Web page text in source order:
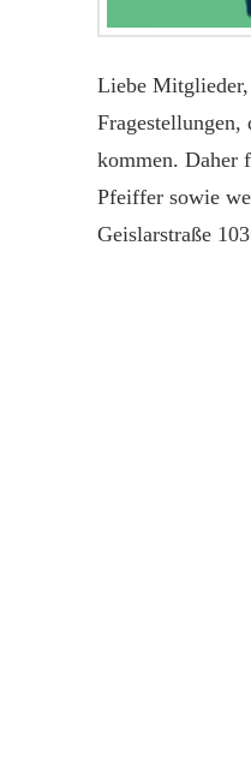
Liebe Mitglieder,
kommen. Daher
Pfeiffer sowie
Geislarstraße